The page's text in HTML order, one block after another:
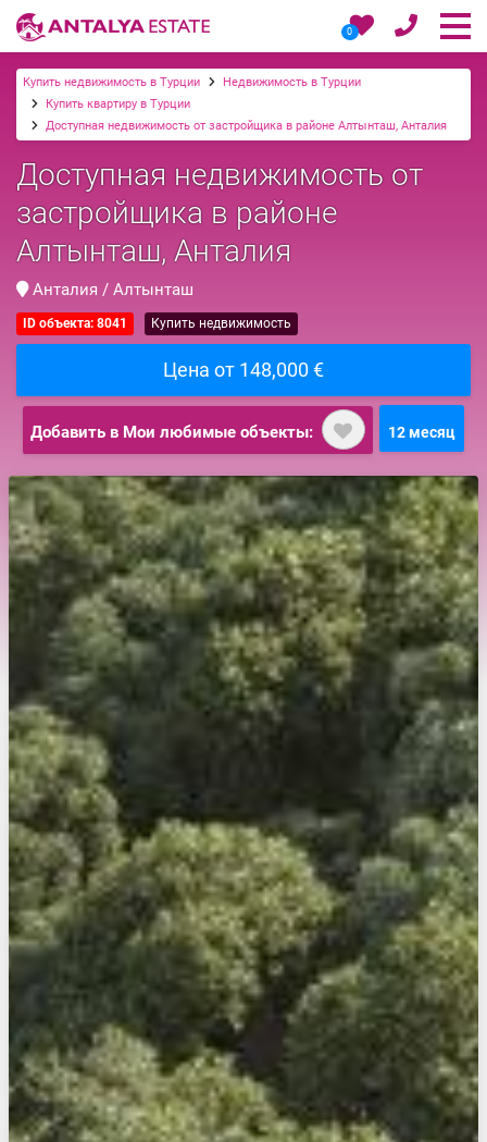
0
Купить недвижимость в Турции
Недвижимость в Турции
Купить квартиру в Турции
Доступная недвижимость от застройщика в районе Алтынташ, Анталия
Доступная недвижимость от
застройщика в районе
Алтынташ, Анталия
Анталия / Алтынташ
ID объекта: 8041 Купить недвижимость
Цена от 148,000 €
Добавить в Мои любимые объекты: 12 месяц